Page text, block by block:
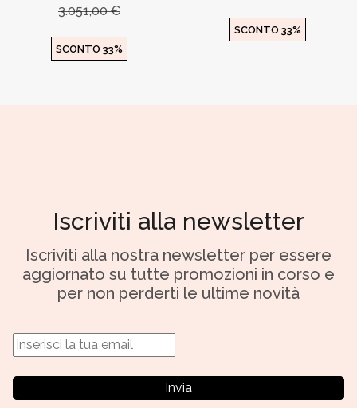
3.051,00 €
SCONTO 33%
SCONTO 33%
Iscriviti alla newsletter
Iscriviti alla nostra newsletter per essere
aggiornato su tutte promozioni in corso e
per non perderti le ultime novità
Invia